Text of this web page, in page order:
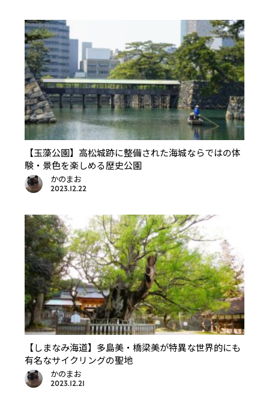
【玉藻公園】高松城跡に整備された海城ならではの体
験・景色を楽しめる歴史公園
かのまお
2023.12.22
【しまなみ海道】多島美・橋梁美が特異な世界的にも
有名なサイクリングの聖地
かのまお
2023.12.21